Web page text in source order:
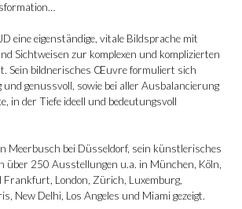
eine eigenständige, vitale Bildsprache mit
Sichtweisen zur komplexen und komplizierten
Sein bildnerisches Œuvre formuliert sich
genussvoll, sowie bei aller Ausbalancierung
in der Tiefe ideell und bedeutungsvoll
Meerbusch bei Düsseldorf, sein künstlerisches
über 250 Ausstellungen u.a. in München, Köln,
Frankfurt, London, Zürich, Luxemburg,
New Delhi, Los Angeles und Miami gezeigt.